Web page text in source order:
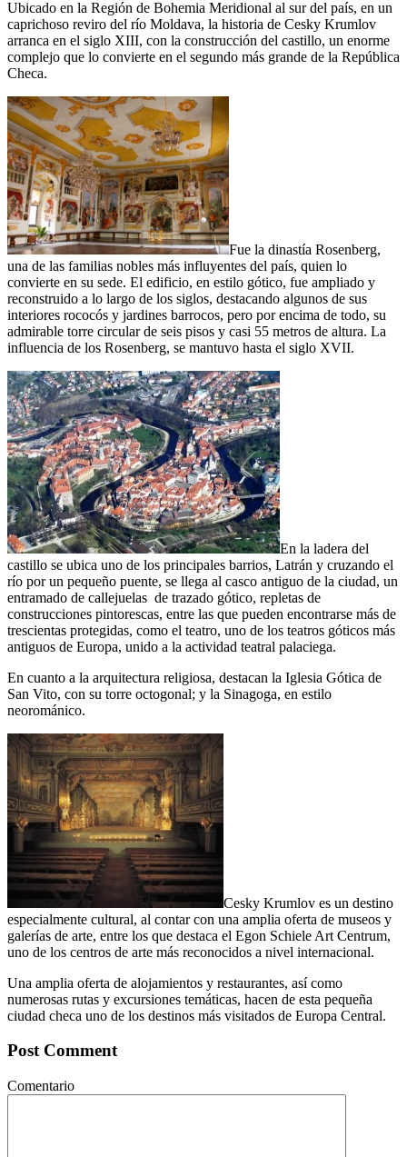
Ubicado en la Región de Bohemia Meridional al sur del país, en un
caprichoso reviro del río Moldava, la historia de Cesky Krumlov
arranca en el siglo XIII, con la construcción del castillo, un enorme
complejo que lo convierte en el segundo más grande de la República
Checa.
Fue la dinastía Rosenberg,
una de las familias nobles más influyentes del país, quien lo
convierte en su sede. El edificio, en estilo gótico, fue ampliado y
reconstruido a lo largo de los siglos, destacando algunos de sus
interiores rococós y jardines barrocos, pero por encima de todo, su
admirable torre circular de seis pisos y casi 55 metros de altura. La
influencia de los Rosenberg, se mantuvo hasta el siglo XVII.
En la ladera del
castillo se ubica uno de los principales barrios, Latrán y cruzando el
río por un pequeño puente, se llega al casco antiguo de la ciudad, un
entramado de callejuelas de trazado gótico, repletas de
construcciones pintorescas, entre las que pueden encontrarse más de
trescientas protegidas, como el teatro, uno de los teatros góticos más
antiguos de Europa, unido a la actividad teatral palaciega.
En cuanto a la arquitectura religiosa, destacan la Iglesia Gótica de
San Vito, con su torre octogonal; y la Sinagoga, en estilo
neorománico.
Cesky Krumlov es un destino
especialmente cultural, al contar con una amplia oferta de museos y
galerías de arte, entre los que destaca el Egon Schiele Art Centrum,
uno de los centros de arte más reconocidos a nivel internacional.
Una amplia oferta de alojamientos y restaurantes, así como
numerosas rutas y excursiones temáticas, hacen de esta pequeña
ciudad checa uno de los destinos más visitados de Europa Central.
Post Comment
Comentario